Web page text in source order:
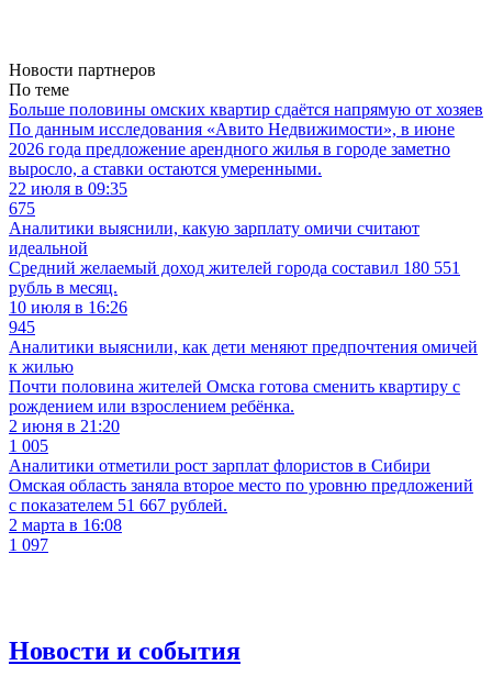
Новости партнеров
По теме
Больше половины омских квартир сдаётся напрямую от хозяев
По данным исследования «Авито Недвижимости», в июне
2026 года предложение арендного жилья в городе заметно
выросло, а ставки остаются умеренными.
22 июля в 09:35
675
Аналитики выяснили, какую зарплату омичи считают
идеальной
Средний желаемый доход жителей города составил 180 551
рубль в месяц.
10 июля в 16:26
945
Аналитики выяснили, как дети меняют предпочтения омичей
к жилью
Почти половина жителей Омска готова сменить квартиру с
рождением или взрослением ребёнка.
2 июня в 21:20
1 005
Аналитики отметили рост зарплат флористов в Сибири
Омская область заняла второе место по уровню предложений
с показателем 51 667 рублей.
2 марта в 16:08
1 097
Новости и события